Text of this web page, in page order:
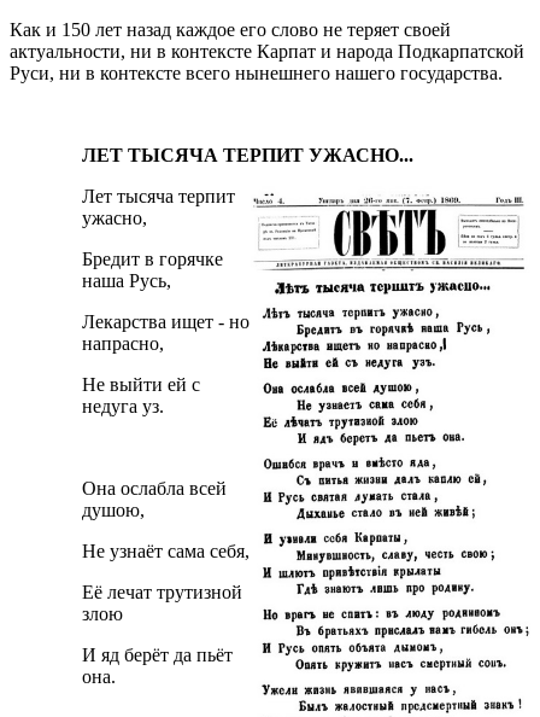
Как и 150 лет назад каждое его слово не теряет своей
актуальности, ни в контексте Карпат и народа Подкарпатской
Руси, ни в контексте всего нынешнего нашего государства.
ЛЕТ ТЫСЯЧА ТЕРПИТ УЖАСНО...
Лет тысяча терпит
ужасно,
Бредит в горячке
наша Русь,
Лекарства ищет - но
напрасно,
Не выйти ей с
недуга уз.
Она ослабла всей
душою,
Не узнаёт сама себя,
Её лечат трутизной
злою
И яд берёт да пьёт
она.